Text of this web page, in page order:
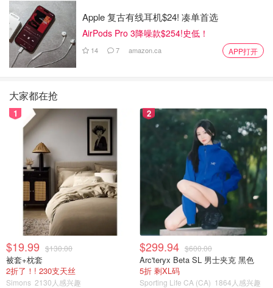
Apple 复古有线耳机$24! 凑单首选
AirPods Pro 3降噪款$254!史低！
14 7 amazon.ca APP打开
大家都在抢
1
$19.99 $130.00
被套+枕套
2折了！! 230支天丝
Simons 2130人感兴趣
2
$299.94 $600.00
Arc'teryx Beta SL 男士夹克 黑色
5折 剩XL码
Sporting Life CA (CA) 1864人感兴趣